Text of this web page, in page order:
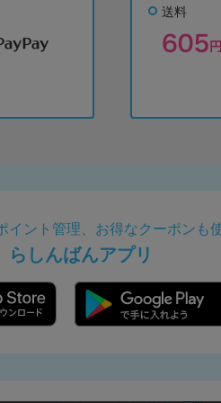
送料
イント管理、お得なクーポンも
らしんばんアプリ